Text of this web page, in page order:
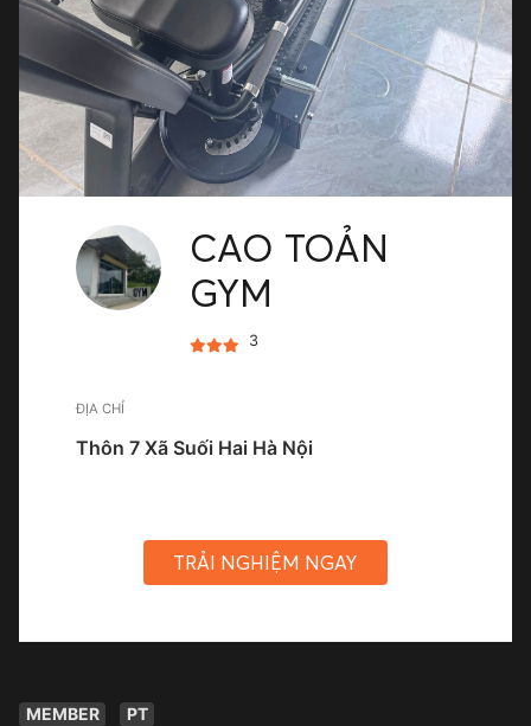
CAO TOẢN
GYM
3
ĐỊA CHỈ
Thôn 7 Xã Suối Hai Hà Nội
TRẢI NGHIỆM NGAY
MEMBER PT